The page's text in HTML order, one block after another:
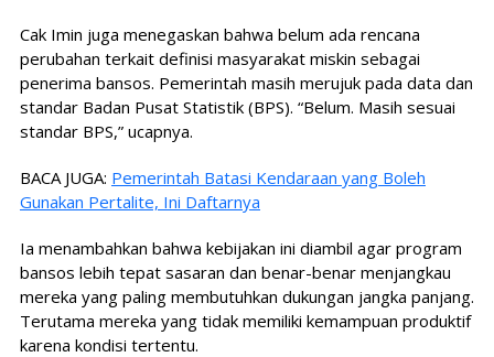
Cak Imin juga menegaskan bahwa belum ada rencana
perubahan terkait definisi masyarakat miskin sebagai
penerima bansos. Pemerintah masih merujuk pada data dan
standar Badan Pusat Statistik (BPS). “Belum. Masih sesuai
standar BPS,” ucapnya.
BACA JUGA: Pemerintah Batasi Kendaraan yang Boleh
Gunakan Pertalite, Ini Daftarnya
Ia menambahkan bahwa kebijakan ini diambil agar program
bansos lebih tepat sasaran dan benar-benar menjangkau
mereka yang paling membutuhkan dukungan jangka panjang.
Terutama mereka yang tidak memiliki kemampuan produktif
karena kondisi tertentu.